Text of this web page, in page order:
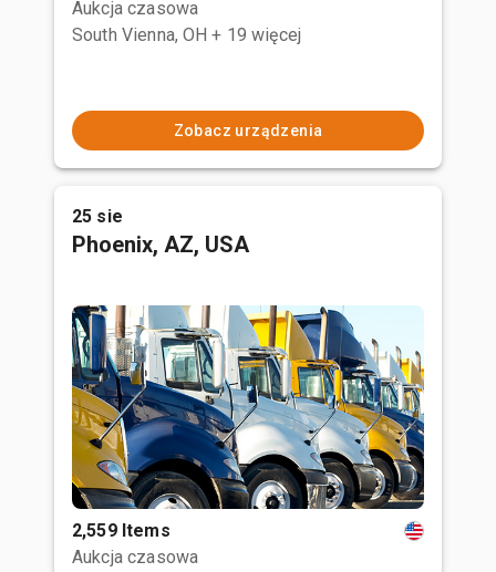
Aukcja czasowa
South Vienna, OH + 19 więcej
Zobacz urządzenia
25 sie
Phoenix, AZ, USA
2,559 Items
Aukcja czasowa